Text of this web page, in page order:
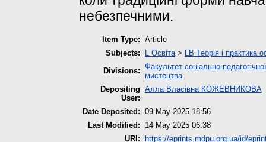
небезпечними.
Item Type: Article
Subjects:
L Освіта> LB Теорія і практика
Divisions: Факультет соціально-
мистецтва
Depositing
User:
Алла Власівна КОЖЕВНИКОВА
Date Deposited: 09 May 2025 18:56
Last Modified:
14 May 2025 06:38
URI:
https://eprints.mdpu.org.ua/id/